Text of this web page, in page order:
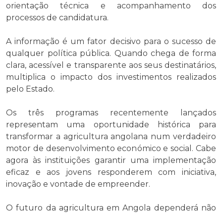
orientação técnica e acompanhamento dos
processos de candidatura.
A informação é um fator decisivo para o sucesso de
qualquer política pública. Quando chega de forma
clara, acessível e transparente aos seus destinatários,
multiplica o impacto dos investimentos realizados
pelo Estado.
Os três programas recentemente lançados
representam uma oportunidade histórica para
transformar a agricultura angolana num verdadeiro
motor de desenvolvimento económico e social. Cabe
agora às instituições garantir uma implementação
eficaz e aos jovens responderem com iniciativa,
inovação e vontade de empreender.
O futuro da agricultura em Angola dependerá não